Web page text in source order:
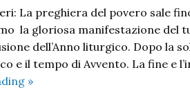
La preghiera del povero sale
la gloriosa manifestazione del
dell’Anno liturgico. Dopo la
e il tempo di Avvento. La fine e
XXXIII
»